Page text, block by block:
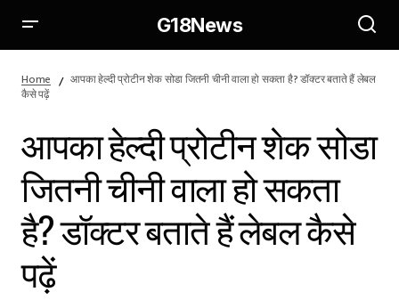
G18News
लेबल कैसे पढ़ें
Home
आपका हेल्दी प्रोटीन शेक सोडा जितनी चीनी वाला हो सकता है? डॉक्टर बताते हैं लेबल
कैसे पढ़ें
आपका हेल्दी प्रोटीन शेक सोडा
जितनी चीनी वाला हो सकता
है? डॉक्टर बताते हैं लेबल कैसे
पढ़ें